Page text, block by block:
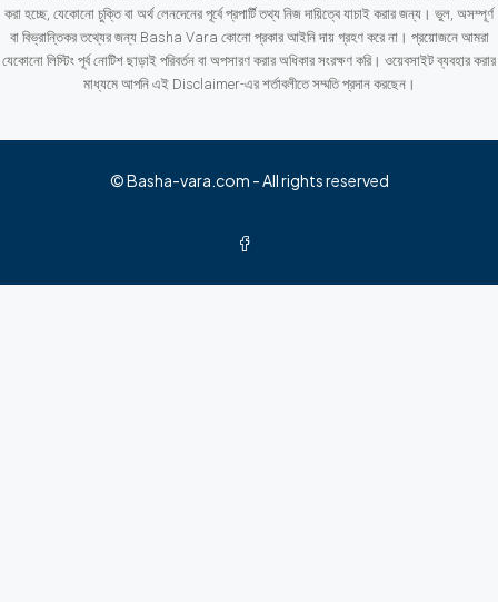
করা হচ্ছে, যেকোনো চুক্তি বা অর্থ লেনদেনের পূর্বে প্রপার্টি তথ্য নিজ দায়িত্বে যাচাই করার জন্য। ভুল, অসম্পূর্ণ
বা বিভ্রান্তিকর তথ্যের জন্য Basha Vara কোনো প্রকার আইনি দায় গ্রহণ করে না। প্রয়োজনে আমরা
যেকোনো লিস্টিং পূর্ব নোটিশ ছাড়াই পরিবর্তন বা অপসারণ করার অধিকার সংরক্ষণ করি। ওয়েবসাইট ব্যবহার করার
মাধ্যমে আপনি এই Disclaimer-এর শর্তাবলীতে সম্মতি প্রদান করছেন।
© Basha-vara.com - All rights reserved